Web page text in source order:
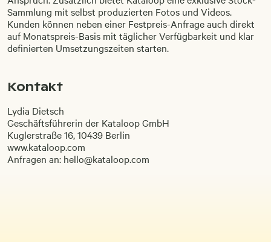
Sammlung mit selbst produzierten Fotos und Videos.
Kunden können neben einer Festpreis-Anfrage auch direkt
auf Monatspreis-Basis mit täglicher Verfügbarkeit und klar
definierten Umsetzungszeiten starten.
Kontakt
Lydia Dietsch
Geschäftsführerin der Kataloop GmbH
Kuglerstraße 16, 10439 Berlin
www.kataloop.com
Anfragen an: hello@kataloop.com